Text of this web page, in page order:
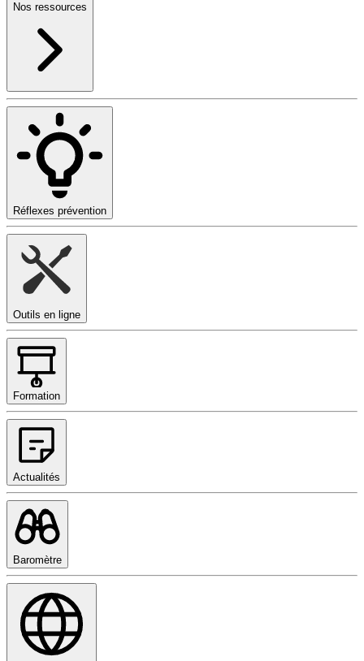
Nos ressources
Réflexes prévention
Outils en ligne
Formation
Actualités
Baromètre